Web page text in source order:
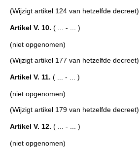
(Wijzigt artikel 124 van hetzelfde decreet)
Artikel V. 10. ( ... - ... )
(niet opgenomen)
(Wijzigt artikel 177 van hetzelfde decreet)
Artikel V. 11. ( ... - ... )
(niet opgenomen)
(Wijzigt artikel 179 van hetzelfde decreet)
Artikel V. 12. ( ... - ... )
(niet opgenomen)